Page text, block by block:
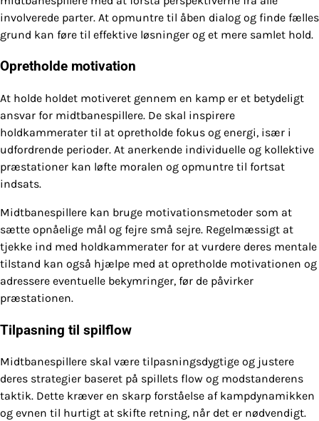
involverede parter. At opmuntre til åben dialog og finde fælles
grund kan føre til effektive løsninger og et mere samlet hold.
Opretholde motivation
At holde holdet motiveret gennem en kamp er et betydeligt
ansvar for midtbanespillere. De skal inspirere
holdkammerater til at opretholde fokus og energi, især i
udfordrende perioder. At anerkende individuelle og kollektive
præstationer kan løfte moralen og opmuntre til fortsat
indsats.
Midtbanespillere kan bruge motivationsmetoder som at
sætte opnåelige mål og fejre små sejre. Regelmæssigt at
tjekke ind med holdkammerater for at vurdere deres mentale
tilstand kan også hjælpe med at opretholde motivationen og
adressere eventuelle bekymringer, før de påvirker
præstationen.
Tilpasning til spilflow
Midtbanespillere skal være tilpasningsdygtige og justere
deres strategier baseret på spillets flow og modstanderens
taktik. Dette kræver en skarp forståelse af kampdynamikken
og evnen til hurtigt at skifte retning, når det er nødvendigt.